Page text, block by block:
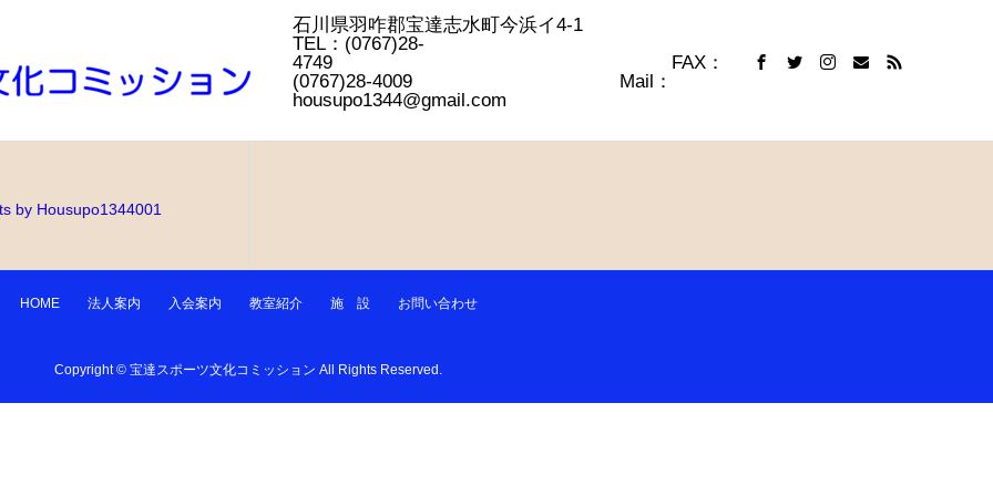
石川県羽咋郡宝達志水町今浜イ4-1
TEL：(0767)28-
4749 FAX：
(0767)28-4009 Mail：
housupo1344@gmail.com
by Housupo1344001
HOME 法人案内 入会案内 教室紹介 施 設 お問い合わせ
Copyright © 宝達スポーツ文化コミッション All Rights Reserved.